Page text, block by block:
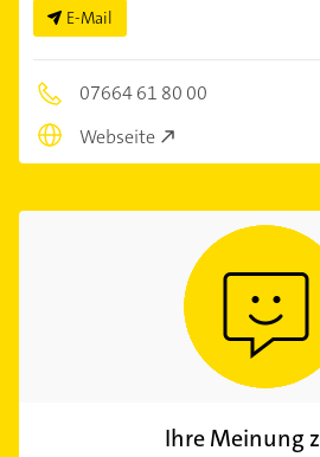
E-Mail
07664 61 80 00
Webseite
Ihre Meinung